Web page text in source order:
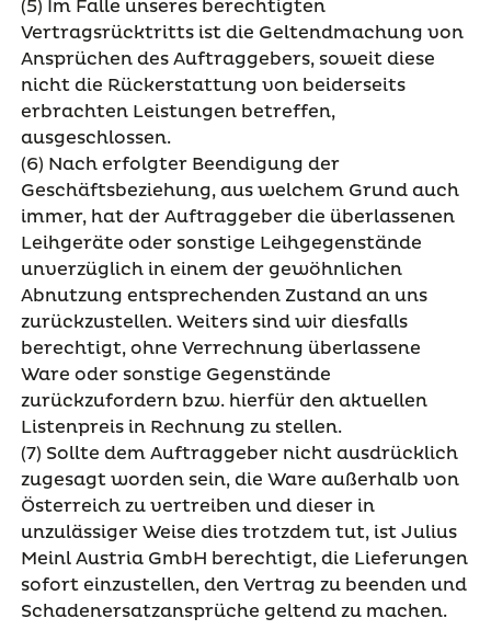
(5) Im Falle unseres berechtigten
Vertragsrücktritts ist die Geltendmachung von
Ansprüchen des Auftraggebers, soweit diese
nicht die Rückerstattung von beiderseits
erbrachten Leistungen betreffen,
ausgeschlossen.
(6) Nach erfolgter Beendigung der
Geschäftsbeziehung, aus welchem Grund auch
immer, hat der Auftraggeber die überlassenen
Leihgeräte oder sonstige Leihgegenstände
unverzüglich in einem der gewöhnlichen
Abnutzung entsprechenden Zustand an uns
zurückzustellen. Weiters sind wir diesfalls
berechtigt, ohne Verrechnung überlassene
Ware oder sonstige Gegenstände
zurückzufordern bzw. hierfür den aktuellen
Listenpreis in Rechnung zu stellen.
(7) Sollte dem Auftraggeber nicht ausdrücklich
zugesagt worden sein, die Ware außerhalb von
Österreich zu vertreiben und dieser in
unzulässiger Weise dies trotzdem tut, ist Julius
Meinl Austria GmbH berechtigt, die Lieferungen
sofort einzustellen, den Vertrag zu beenden und
Schadenersatzansprüche geltend zu machen.